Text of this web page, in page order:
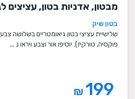
מבטון, אדניות בטון, עציצים
מיוחדים, עציצים מעוצבים,
מתנות לחגים
בטון שיק
שלישיית עציצי בטון גיאומטריים בשלושה
פוקסיה, טורקיז). יוסיפו אור וצבע ויראו נ ...
₪